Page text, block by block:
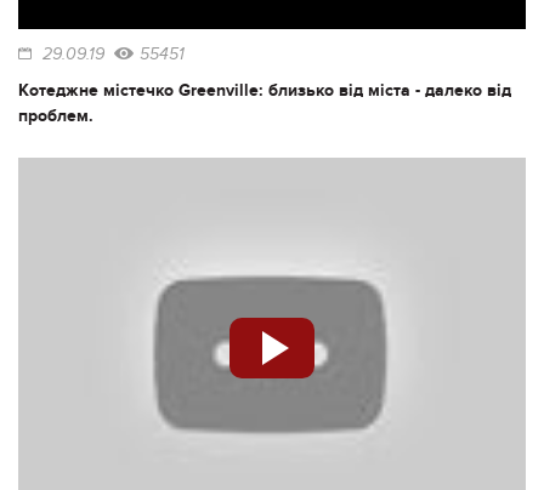
29.09.19 55451
Котеджне містечко Greenville: близько від міста - далеко від
проблем.